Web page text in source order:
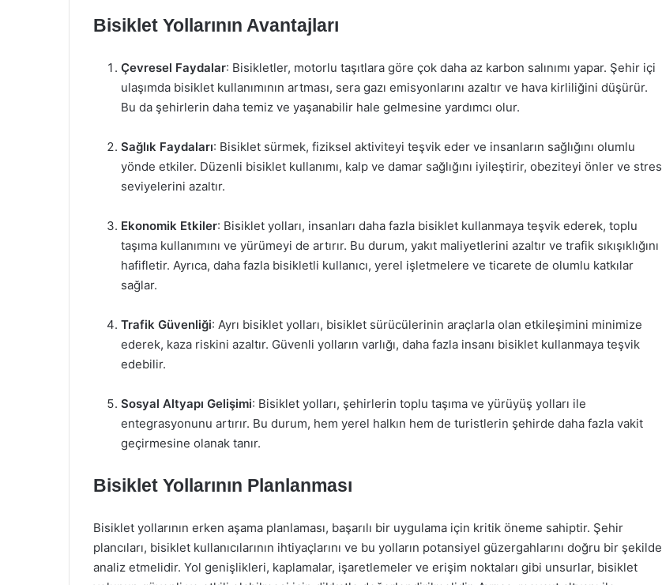
Bisiklet Yollarının Avantajları
Çevresel Faydalar: Bisikletler, motorlu taşıtlara göre çok daha az karbon salınımı yapar. Şehir içi
ulaşımda bisiklet kullanımının artması, sera gazı emisyonlarını azaltır ve hava kirliliğini düşürür.
Bu da şehirlerin daha temiz ve yaşanabilir hale gelmesine yardımcı olur.
Sağlık Faydaları: Bisiklet sürmek, fiziksel aktiviteyi teşvik eder ve insanların sağlığını olumlu
yönde etkiler. Düzenli bisiklet kullanımı, kalp ve damar sağlığını iyileştirir, obeziteyi önler ve stres
seviyelerini azaltır.
Ekonomik Etkiler: Bisiklet yolları, insanları daha fazla bisiklet kullanmaya teşvik ederek, toplu
taşıma kullanımını ve yürümeyi de artırır. Bu durum, yakıt maliyetlerini azaltır ve trafik sıkışıklığını
hafifletir. Ayrıca, daha fazla bisikletli kullanıcı, yerel işletmelere ve ticarete de olumlu katkılar
sağlar.
Trafik Güvenliği: Ayrı bisiklet yolları, bisiklet sürücülerinin araçlarla olan etkileşimini minimize
ederek, kaza riskini azaltır. Güvenli yolların varlığı, daha fazla insanı bisiklet kullanmaya teşvik
edebilir.
Sosyal Altyapı Gelişimi: Bisiklet yolları, şehirlerin toplu taşıma ve yürüyüş yolları ile
entegrasyonunu artırır. Bu durum, hem yerel halkın hem de turistlerin şehirde daha fazla vakit
geçirmesine olanak tanır.
Bisiklet Yollarının Planlanması
Bisiklet yollarının erken aşama planlaması, başarılı bir uygulama için kritik öneme sahiptir. Şehir
plancıları, bisiklet kullanıcılarının ihtiyaçlarını ve bu yolların potansiyel güzergahlarını doğru bir şekilde
analiz etmelidir. Yol genişlikleri, kaplamalar, işaretlemeler ve erişim noktaları gibi unsurlar, bisiklet